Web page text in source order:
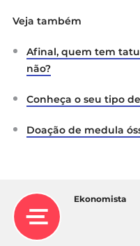
Veja também
Afinal, quem tem
não?
Conheça o seu tipo
Doação de medula
Ekonomista